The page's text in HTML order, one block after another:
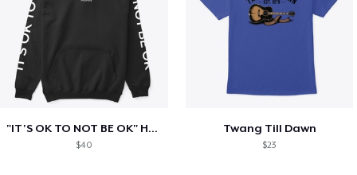
"IT'S OK TO NOT BE OK" Hoodie (BP LOGO)
$40
Twang Till Dawn
$23